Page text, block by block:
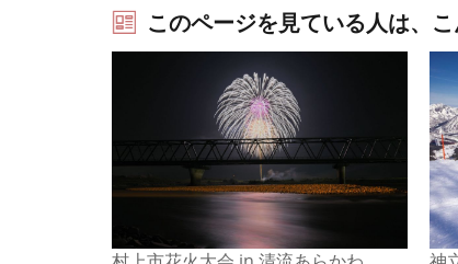
このページを見ている人は、